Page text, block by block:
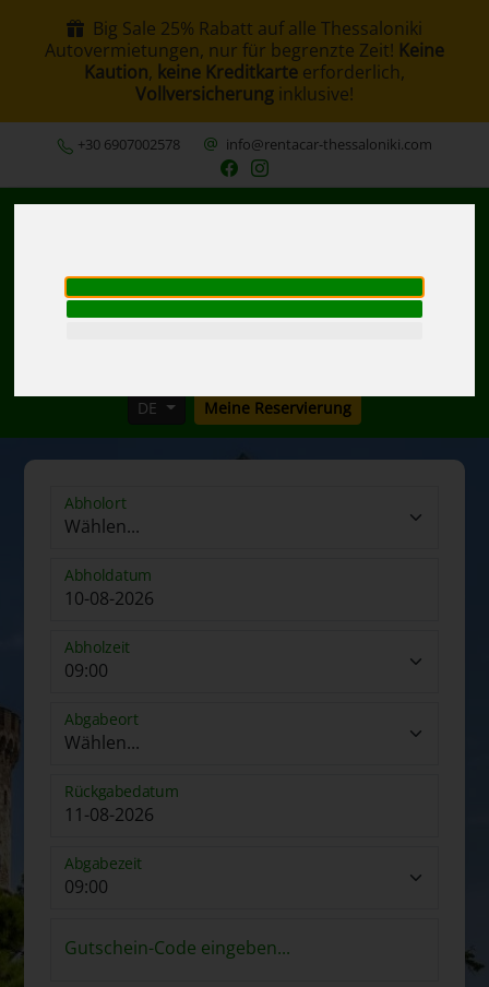
Big Sale 25% Rabatt auf alle Thessaloniki
Autovermietungen, nur für begrenzte Zeit! Keine
Kaution, keine Kreditkarte erforderlich,
Vollversicherung inklusive!
+30 6907002578 info@rentacar-thessaloniki.com
DE Meine Reservierung
Abholort
Abholdatum
Abholzeit
Abgabeort
Rückgabedatum
Abgabezeit
Gutschein-Code eingeben...